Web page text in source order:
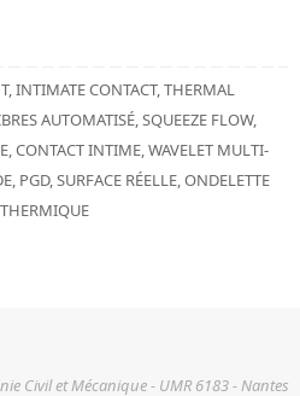
,INTIMATE CONTACT,THERMAL
AUTOMATISÉ,SQUEEZE FLOW,
,CONTACT INTIME,WAVELET MULTI-
, PGD,SURFACE RÉELLE,ONDELETTE
Civil et Mécanique - UMR 6183 - Nantes